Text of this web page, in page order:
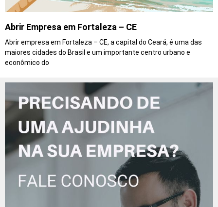
Abrir Empresa em Fortaleza – CE
Abrir empresa em Fortaleza – CE, a capital do Ceará, é uma das
maiores cidades do Brasil e um importante centro urbano e
econômico do